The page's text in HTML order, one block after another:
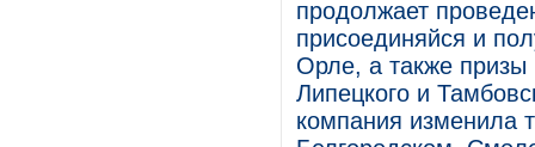
продолжает
присоединяйся и
Орле, а также призы
Липецкого и
компания изменила